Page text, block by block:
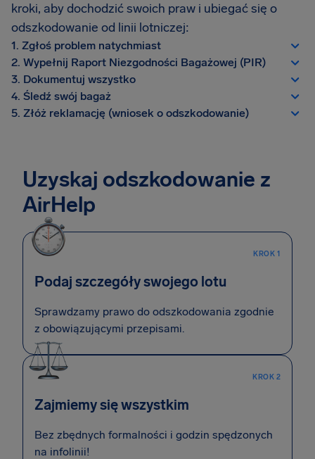
kroki, aby dochodzić swoich praw i ubiegać się o
odszkodowanie od linii lotniczej:
1. Zgłoś problem natychmiast
2. Wypełnij Raport Niezgodności Bagażowej (PIR)
3. Dokumentuj wszystko
4. Śledź swój bagaż
5. Złóż reklamację (wniosek o odszkodowanie)
Uzyskaj odszkodowanie z
AirHelp
KROK 1
Podaj szczegóły swojego lotu
Sprawdzamy prawo do odszkodowania zgodnie
z obowiązującymi przepisami.
KROK 2
Zajmiemy się wszystkim
Bez zbędnych formalności i godzin spędzonych
na infolinii!